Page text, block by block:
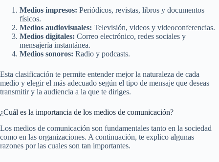
Medios impresos: Periódicos, revistas, libros y documentos
físicos.
Medios audiovisuales: Televisión, videos y videoconferencias.
Medios digitales: Correo electrónico, redes sociales y
mensajería instantánea.
Medios sonoros: Radio y podcasts.
Esta clasificación te permite entender mejor la naturaleza de cada
medio y elegir el más adecuado según el tipo de mensaje que deseas
transmitir y la audiencia a la que te diriges.
¿Cuál es la importancia de los medios de comunicación?
Los medios de comunicación son fundamentales tanto en la sociedad
como en las organizaciones. A continuación, te explico algunas
razones por las cuales son tan importantes.